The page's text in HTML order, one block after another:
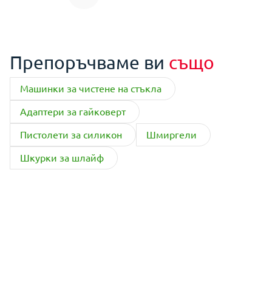
Препоръчваме ви също
Машинки за чистене на стъкла
Адаптери за гайковерт
Пистолети за силикон
Шмиргели
Шкурки за шлайф